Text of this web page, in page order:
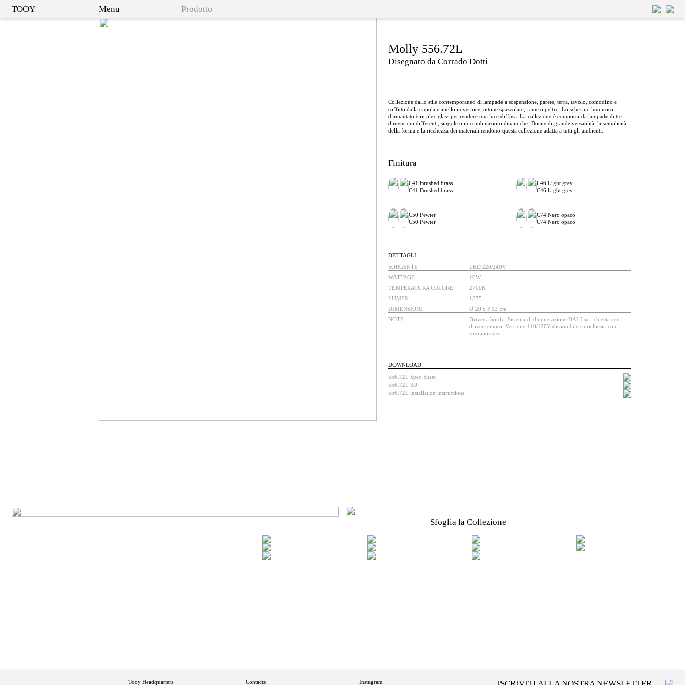
TOOY Menu Prodotto
Molly 556.72L
Disegnato da Corrado Dotti
Collezione dallo stile contemporaneo di lampade a sospensione, parete, terra, tavolo, comodino e
soffitto dalla cupola e anello in vernice, ottone spazzolato, rame o peltro. Lo schermo luminoso
diamantato è in plexiglass per rendere una luce diffusa. La collezione è composta da lampade di tre
dimensioni differenti, singole o in combinazioni dinamiche. Dotate di grande versatilità, la semplicità
della forma e la ricchezza dei materiali rendono questa collezione adatta a tutti gli ambienti.
Finitura
C41 Brushed brass
C41 Brushed brass
C46 Light grey
C46 Light grey
C50 Pewter
C50 Pewter
C74 Nero opaco
C74 Nero opaco
DETTAGLI
SORGENTE
LED 220/240V
WATTAGE
10W
TEMPERATURA COLORE
2700K
LUMEN
1375
DIMENSIONI
Ø 20 x P 12 cm
NOTE
Driver a bordo. Sistema di dimmerazione DALI su richiesta con
driver remoto. Versione 110/120V disponibile su richiesta con
sovrapprezzo.
DOWNLOAD
556.72L Spec Sheet
556.72L 3D
556.72L installation instructions
Sfoglia la Collezione
Tooy Headquarters Contacts Instagram